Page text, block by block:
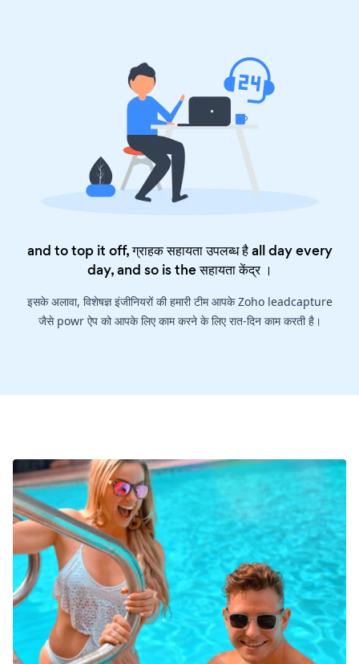
and to top it off, ग्राहक सहायता उपलब्ध है all day every
day, and so is theसहायता केंद्र।
इसके अलावा, विशेषज्ञ इंजीनियरों की हमारी टीम आपके Zoho leadcapture
जैसे powr ऐप को आपके लिए काम करने के लिए रात-दिन काम करती है।